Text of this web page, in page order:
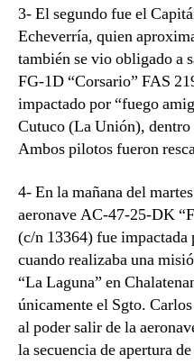
3- El segundo fue el
Echeverría, quien
también se vio obligado a
FG-1D “Corsario” FAS
impactado por “fuego
Cutuco (La Unión),
Ambos pilotos fueron
4- En la mañana del
aeronave AC-47-25-DK
(c/n 13364) fue
cuando realizaba una
“La Laguna” en
únicamente el Sgto.
al poder salir de la
la secuencia de apertura